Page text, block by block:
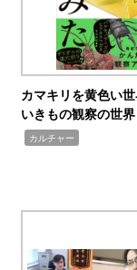
カマキリを黄色い
いきもの観察の世界
カルチャー